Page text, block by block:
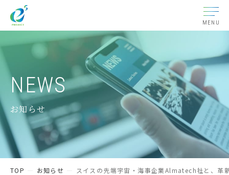
MENU
NEWS
お知らせ
TOP お知らせ スイスの先端宇宙・海事企業Almatech社と、革